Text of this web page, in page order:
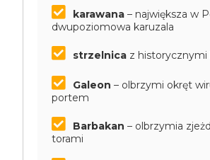
karawana – największa w
dwupoziomowa karuzala
strzelnica z historycznymi
Galeon – olbrzymi okręt
portem
Barbakan – olbrzymia
torami